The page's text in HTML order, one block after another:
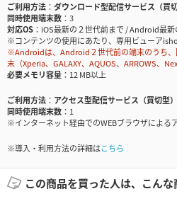
ご利用方法
ダウンロード型配信サービス（買切
同時使用端末数
3
対応OS
iOS最新の２世代前まで / Android最新
※コンテンツの使用にあたり、専用ビューア
※Androidは、Android２世代前の端末のうち、
末（Xperia、GALAXY、AQUOS、ARROWS、
必要メモリ容量
12 MB以上
ご利用方法
アクセス型配信サービス（買切型）
同時使用端末数
1
※インターネット経由でのWEBブラウザによる
※導入・利用方法の詳細はこちら
この商品を買った人は、こんな